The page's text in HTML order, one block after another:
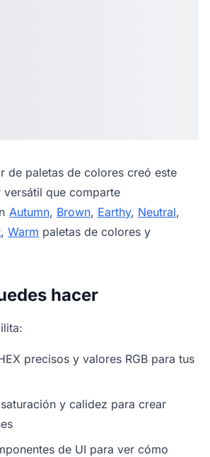
de paletas de colores creó este
que comparte
Autumn, Brown, Earthy, Neutral,
, Warm paletas de colores y
hacer
precisos y valores RGB para tus
y calidez para crear
de UI para ver cómo